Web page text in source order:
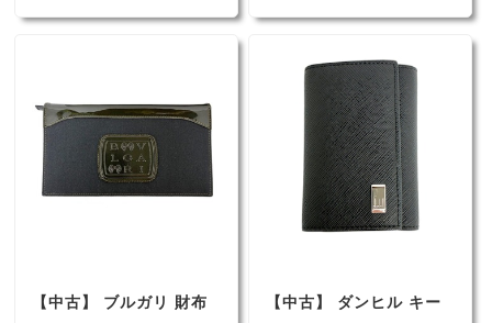
ロー レディース 女性
ンケット 棉 コットン イ
（3990）
【中古】 ブルガリ 財布 【中古】 ダンヒル キー